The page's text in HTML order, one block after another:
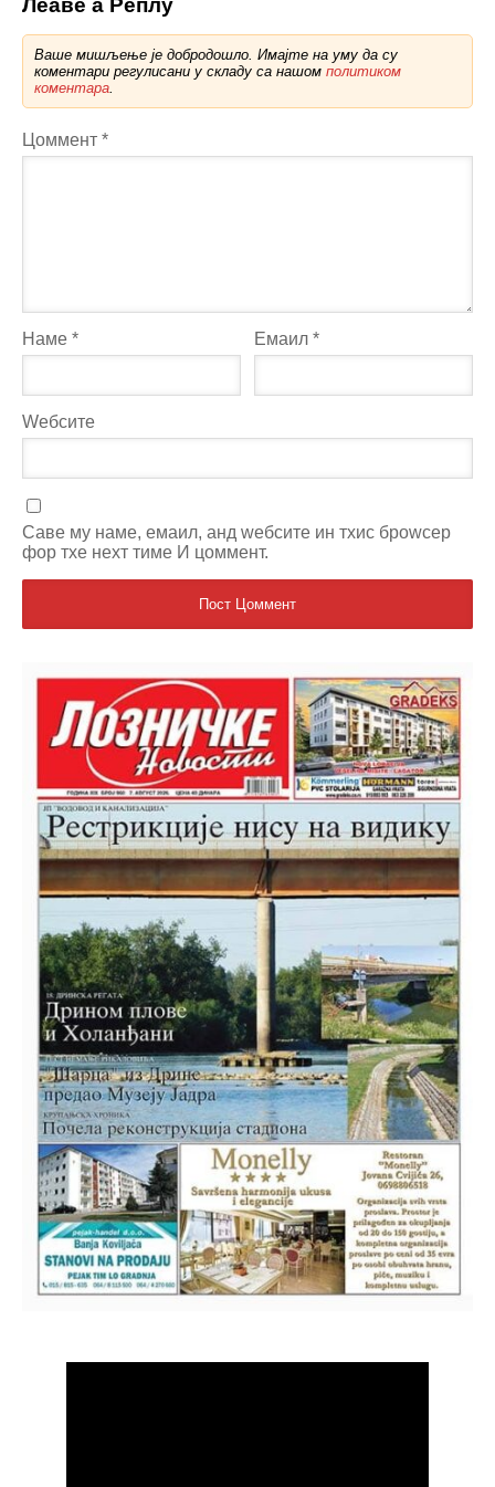
Ваше мишљење је добродошло. Имајте на уму да су
коментари регулисани у складу са нашом политиком
коментара
Цоммент *
Наме * Емаил*
Wебсите
Саве мy наме, емаил, анд wебсите ин тхис броwсер
фор тхе неxт тиме И цоммент.